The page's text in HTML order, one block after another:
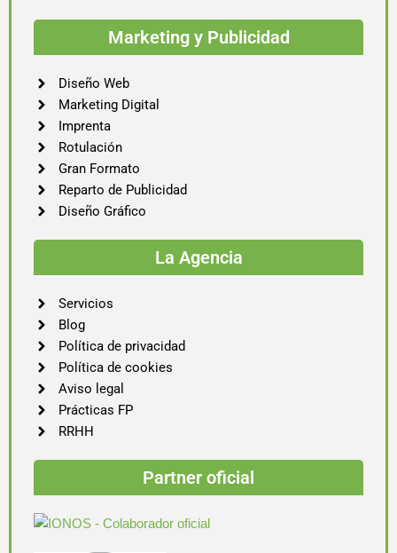
Marketing y Publicidad
Diseño Web
Marketing Digital
Imprenta
Rotulación
Gran Formato
Reparto de Publicidad
Diseño Gráfico
La Agencia
Servicios
Blog
Política de privacidad
Política de cookies
Aviso legal
Prácticas FP
RRHH
Partner oficial